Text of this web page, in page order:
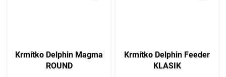
Krmítko Delphin Magma
ROUND
Krmítko Delphin Feeder
KLASIK